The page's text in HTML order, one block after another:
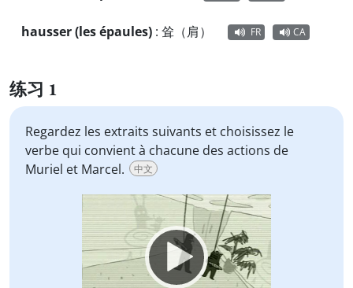
hausser (les épaules) : 耸（肩） FR CA
练习 1
Regardez les extraits suivants et choisissez le
verbe qui convient à chacune des actions de
Muriel et Marcel.
中文
Video
Player